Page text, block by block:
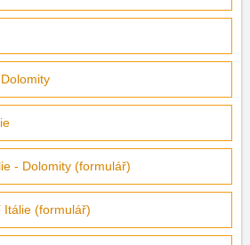
- Dolomity (formulář)
Itálie (formulář)